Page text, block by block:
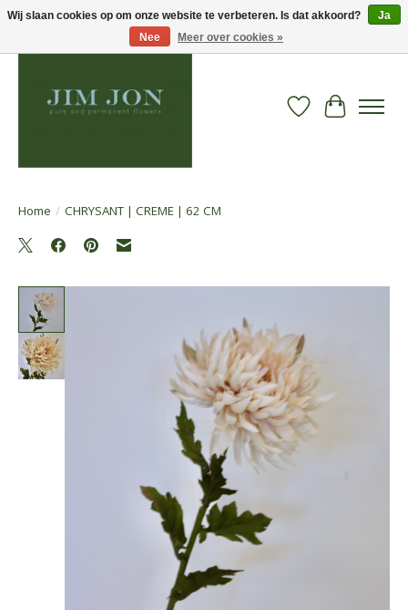
Verlanglijst
Home / CHRYSANT | CREME | 62 CM
Wij slaan cookies op om onze website te verbeteren. Is dat akkoord?
Ja
Nee
Meer over cookies »